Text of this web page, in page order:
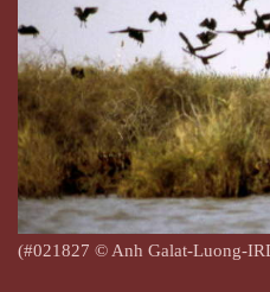
(#021827 © Anh Galat-Luong-